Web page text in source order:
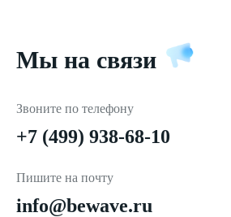
Мы на связи
Звоните по телефону
+7 (499) 938-68-10
Пишите на почту
info@bewave.ru